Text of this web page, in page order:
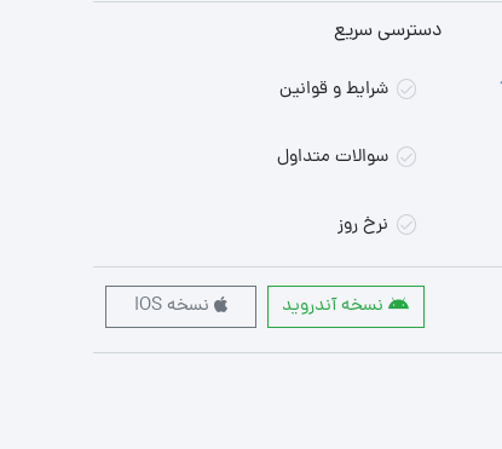
دسترسی سریع
شرایط و قوانین
سوالات متداول
نرخ روز
نسخه آندروید نسخه IOS